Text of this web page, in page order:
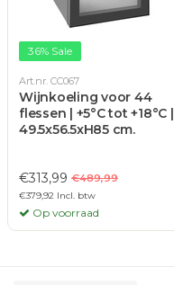
36% Sale
Art.nr. CC067
Wijnkoeling voor 44
flessen | +5°C tot +18°C |
49.5x56.5xH85 cm.
€313,99 €489,99
€379,92 Incl. btw
Op voorraad